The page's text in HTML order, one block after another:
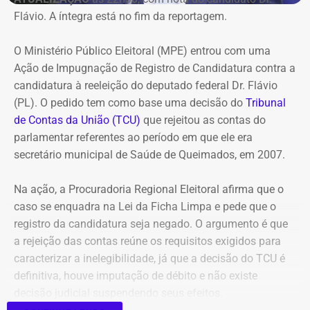
Refit não teria honrado os
pagamentos
O governo também sustenta que os responsáveis pela
Refit descumpriram o parcelamento especial firmado
para quitar débitos tributários. Conforme a PGE, as
parcelas deixaram de ser pagas por mais de 90 dias,
situação que, segundo a legislação, autoriza o
Outro ponto destacado é que, mesmo após aderir ao
parcelamento, a empresa teria acumulado mais de R$ 1,8
bilhão em novos débitos com o Estado. Segundo a
Procuradoria, esse montante supera em mais do que o
dobro o valor pago durante a vigência do acordo,
regularizar sua situação fiscal.
Flávio. A íntegra está no fim da reportagem.
O Ministério Público Eleitoral (MPE) entrou com uma
Ação de Impugnação de Registro de Candidatura contra a
candidatura à reeleição do deputado federal Dr. Flávio
(PL). O pedido tem como base uma decisão do Tribunal
de Contas da União (TCU) que rejeitou as contas do
parlamentar referentes ao período em que ele era
secretário municipal de Saúde de Queimados, em 2007.
Na ação, a Procuradoria Regional Eleitoral afirma que o
caso se enquadra na Lei da Ficha Limpa e pede que o
registro da candidatura seja negado. O argumento é que
a rejeição das contas reúne os requisitos exigidos para
caracterizar a inelegibilidade, já que a decisão do TCU é
definitiva, houve imputação de débito e não existe